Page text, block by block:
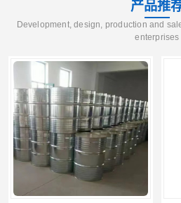
产品推
Development, design, production and
enterprises